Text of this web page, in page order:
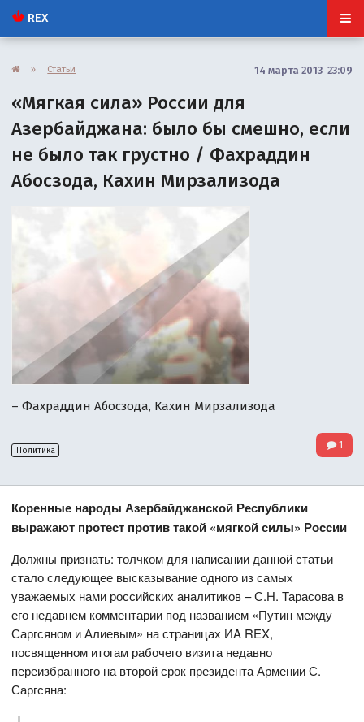
REX
» Статьи 14 марта 2013 23:09
«Мягкая сила» России для
Азербайджана: было бы смешно, если
не было так грустно / Фахраддин
Абосзода, Кахин Мирзализода
– Фахраддин Абосзода, Кахин Мирзализода
Политика 1
Коренные народы Азербайджанской Республики
выражают протест против такой «мягкой силы» России
Должны признать: толчком для написании данной статьи
стало следующее высказывание одного из самых
уважаемых нами российских аналитиков – С.Н. Тарасова в
его недавнем комментарии под названием «Путин между
Саргсяном и Алиевым» на страницах ИA REX,
посвященном итогам рабочего визита недавно
переизбранного на второй срок президента Армении С.
Саргсяна: